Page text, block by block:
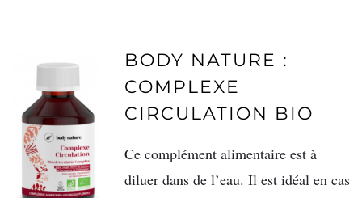
BODY NATURE :
COMPLEXE
CIRCULATION BIO
Ce complément alimentaire est à
diluer dans de l’eau. Il est idéal en cas